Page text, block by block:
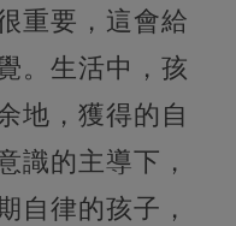
重要，這會給
。生活中，孩
地，獲得的自
識的主導下，
自律的孩子，